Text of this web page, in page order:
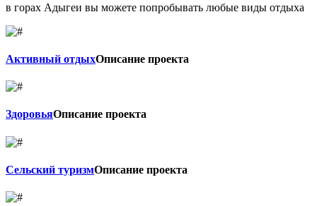
в горах Адыгеи вы можете попробывать любые виды отдыха
Активный отдыхОписание проекта
ЗдоровьяОписание проекта
Сельский туризмОписание проекта